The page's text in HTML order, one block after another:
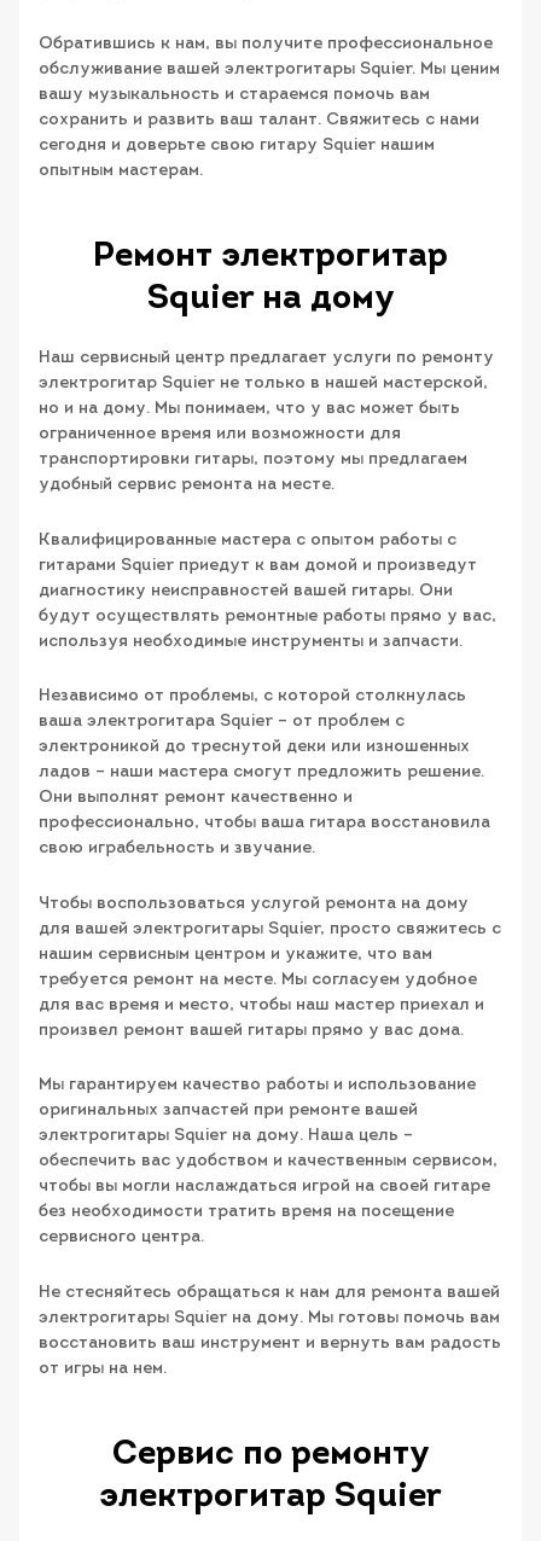
Обратившись к нам, вы получите профессиональное
обслуживание вашей электрогитары Squier. Мы ценим
вашу музыкальность и стараемся помочь вам
сохранить и развить ваш талант. Свяжитесь с нами
сегодня и доверьте свою гитару Squier нашим
опытным мастерам.
Ремонт электрогитар
Squier на дому
Наш сервисный центр предлагает услуги по ремонту
электрогитар Squier не только в нашей мастерской,
но и на дому. Мы понимаем, что у вас может быть
ограниченное время или возможности для
транспортировки гитары, поэтому мы предлагаем
удобный сервис ремонта на месте.
Квалифицированные мастера с опытом работы с
гитарами Squier приедут к вам домой и произведут
диагностику неисправностей вашей гитары. Они
будут осуществлять ремонтные работы прямо у вас,
используя необходимые инструменты и запчасти.
Независимо от проблемы, с которой столкнулась
ваша электрогитара Squier – от проблем с
электроникой до треснутой деки или изношенных
ладов – наши мастера смогут предложить решение.
Они выполнят ремонт качественно и
профессионально, чтобы ваша гитара восстановила
свою играбельность и звучание.
Чтобы воспользоваться услугой ремонта на дому
для вашей электрогитары Squier, просто свяжитесь с
нашим сервисным центром и укажите, что вам
требуется ремонт на месте. Мы согласуем удобное
для вас время и место, чтобы наш мастер приехал и
произвел ремонт вашей гитары прямо у вас дома.
Мы гарантируем качество работы и использование
оригинальных запчастей при ремонте вашей
электрогитары Squier на дому. Наша цель –
обеспечить вас удобством и качественным сервисом,
чтобы вы могли наслаждаться игрой на своей гитаре
без необходимости тратить время на посещение
сервисного центра.
Не стесняйтесь обращаться к нам для ремонта вашей
электрогитары Squier на дому. Мы готовы помочь вам
восстановить ваш инструмент и вернуть вам радость
от игры на нем.
Сервис по ремонту
электрогитар Squier